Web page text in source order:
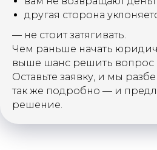
другая сторона
— не стоит затягивать.
Чем раньше начать
выше шанс решить вопрос
Оставьте заявку, и мы
так же подробно — и
решение.